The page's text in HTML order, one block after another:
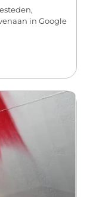
in Google